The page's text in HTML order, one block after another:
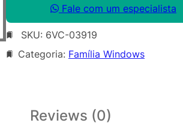
m
t
D
Fale com um especialista
SKU: 6VC-03919
Categoria: Família Windows
Reviews (0)